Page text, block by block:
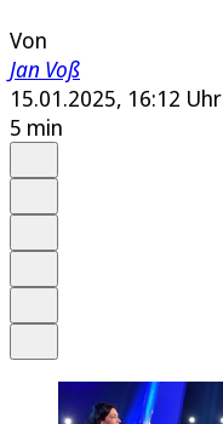
Von
Jan Voß
15.01.2025, 16:12 Uhr
5 min